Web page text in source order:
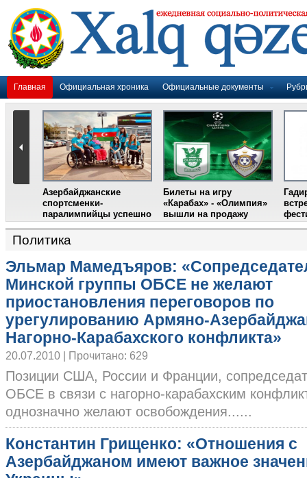
Главная Официальная хроника Официальные документы
Политика
Эльмар Мамедъяров:
Минской группы ОБСЕ не желают
приостановления переговоров по
урегулированию Армяно-
Нагорно-Карабахского конфликта»
20.07.2010 | Прочитано: 629
Позиции США, России и Франции,
ОБСЕ в связи с нагорно-карабахским
однозначно желают освобождения......
Константин Грищенко: «Отношения с
Азербайджаном имеют важное